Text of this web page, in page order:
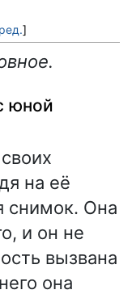
ред.]
юной
на её
снимок. Она
и он не
вызвана
она